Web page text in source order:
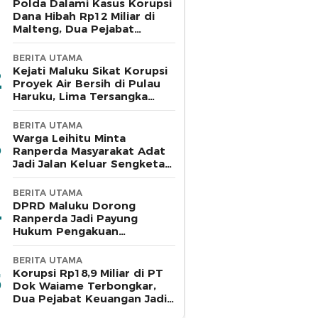
Polda Dalami Kasus Korupsi
Dana Hibah Rp12 Miliar di
Malteng, Dua Pejabat
Pemkab Diperiksa
BERITA UTAMA
Kejati Maluku Sikat Korupsi
Proyek Air Bersih di Pulau
Haruku, Lima Tersangka
Ditahan
BERITA UTAMA
Warga Leihitu Minta
Ranperda Masyarakat Adat
Jadi Jalan Keluar Sengketa
Enam Dusun Tanjung Sial
BERITA UTAMA
DPRD Maluku Dorong
Ranperda Jadi Payung
Hukum Pengakuan
Masyarakat Adat
BERITA UTAMA
Korupsi Rp18,9 Miliar di PT
Dok Waiame Terbongkar,
Dua Pejabat Keuangan Jadi